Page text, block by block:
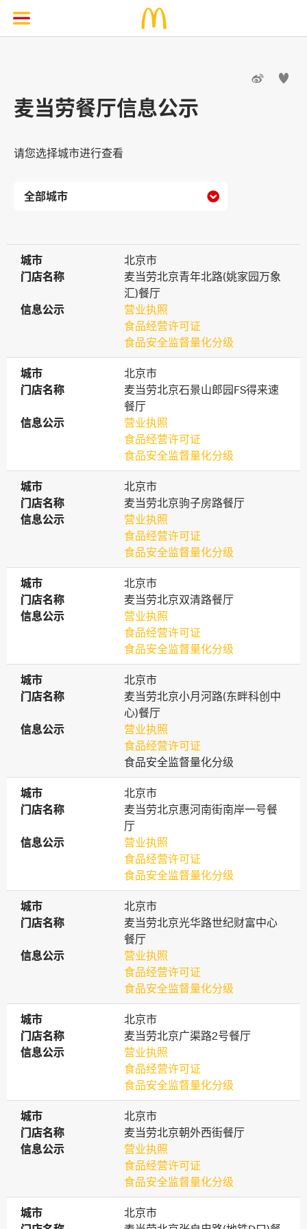
 
麦当劳餐厅信息公示
请您选择城市进行查看

城市
城市
北京市
门店名称
门店名称
麦当劳北京青年北路(姚家园万象
汇)餐厅
信息公示
信息公示
营业执照
食品经营许可证
食品安全监督量化分级
城市
城市
北京市
门店名称
门店名称
麦当劳北京石景山郎园FS得来速
餐厅
信息公示
信息公示
营业执照
食品经营许可证
食品安全监督量化分级
城市
城市
北京市
门店名称
门店名称
麦当劳北京驹子房路餐厅
信息公示
信息公示
营业执照
食品经营许可证
食品安全监督量化分级
城市
城市
北京市
门店名称
门店名称
麦当劳北京双清路餐厅
信息公示
信息公示
营业执照
食品经营许可证
食品安全监督量化分级
城市
城市
北京市
门店名称
门店名称
麦当劳北京小月河路(东畔科创中
心)餐厅
信息公示
信息公示
营业执照
食品经营许可证
食品安全监督量化分级
城市
城市
北京市
门店名称
门店名称
麦当劳北京惠河南街南岸一号餐
厅
信息公示
信息公示
营业执照
食品经营许可证
食品安全监督量化分级
城市
城市
北京市
门店名称
门店名称
麦当劳北京光华路世纪财富中心
餐厅
信息公示
信息公示
营业执照
食品经营许可证
食品安全监督量化分级
城市
城市
北京市
门店名称
门店名称
麦当劳北京广渠路2号餐厅
信息公示
信息公示
营业执照
食品经营许可证
食品安全监督量化分级
城市
城市
北京市
门店名称
门店名称
麦当劳北京朝外西街餐厅
信息公示
信息公示
营业执照
食品经营许可证
食品安全监督量化分级
城市
城市
北京市